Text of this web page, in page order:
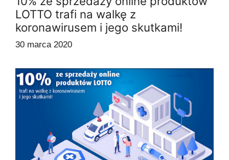
LOTTO trafi na walkę z
koronawirusem i jego skutkami!
30 marca 2020